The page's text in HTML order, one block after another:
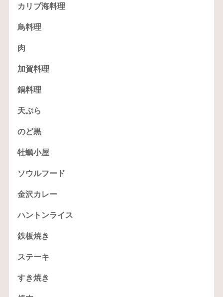
カリブ海料理
鳥料理
肉
加賀料理
鍋料理
天ぷら
のど黒
牡蠣小屋
ソウルフード
金沢カレー
ハントンライス
鉄板焼き
ステーキ
すき焼き